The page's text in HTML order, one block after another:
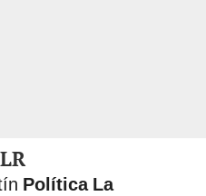
Política La